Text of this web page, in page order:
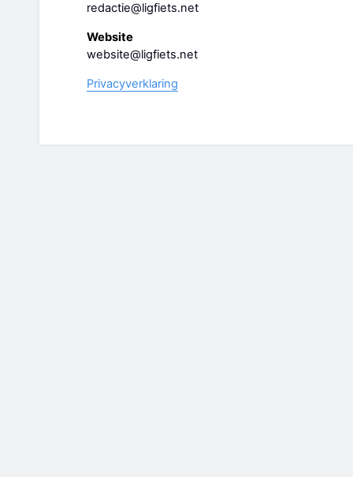
redactie@ligfiets.net
Website
website@ligfiets.net
Privacyverklaring